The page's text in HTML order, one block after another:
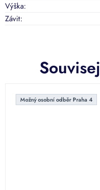
Možný osobní odběr Praha 4
Výška:
Závit: